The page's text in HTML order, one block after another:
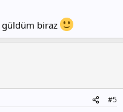
güldüm biraz
#5